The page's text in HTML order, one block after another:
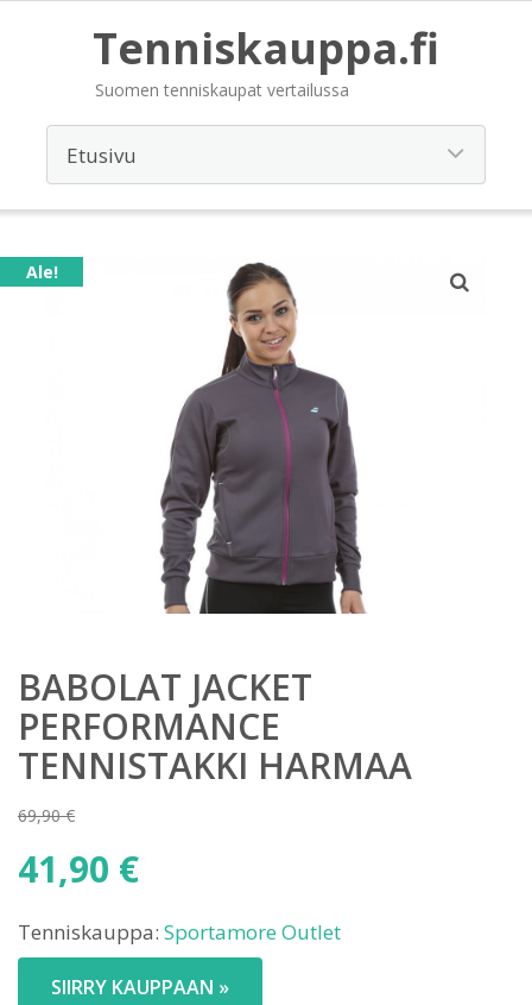
Tenniskauppa.fi
Suomen tenniskaupat vertailussa
Ale!
BABOLAT JACKET
PERFORMANCE
TENNISTAKKI HARMAA
69,90€
Alkuperäinen
hinta
69,90 €.
41,90 €
hinta
on:
41,90 €.
Tenniskauppa: Sportamore Outlet
SIIRRY KAUPPAAN »